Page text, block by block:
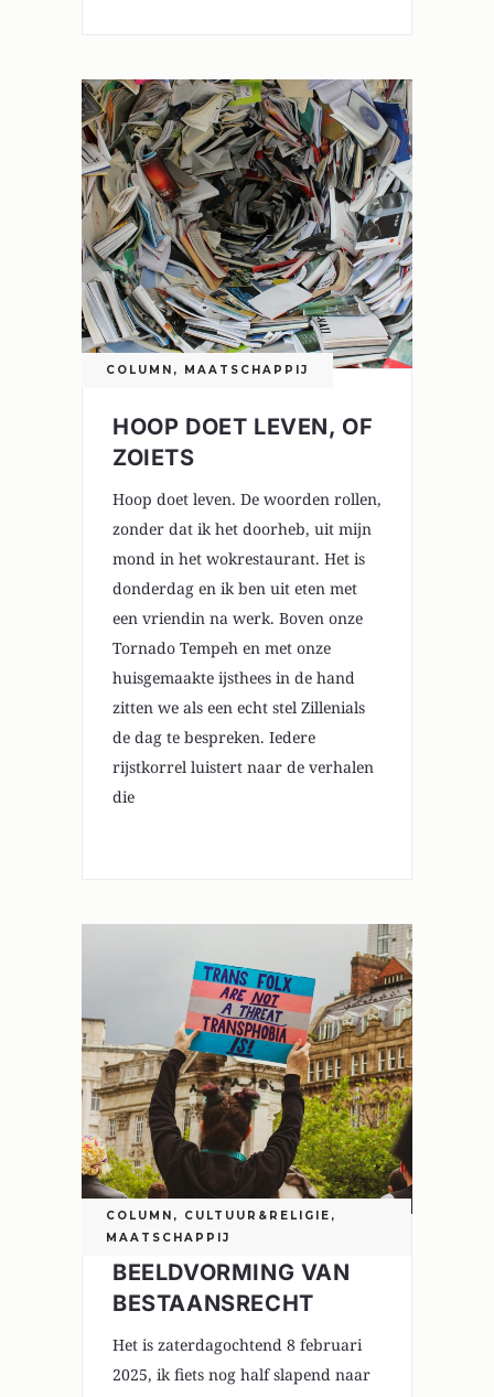
COLUMN , MAATSCHAPPIJ
HOOP DOET LEVEN, OF
ZOIETS
Hoop doet leven. De woorden rollen,
zonder dat ik het doorheb, uit mijn
mond in het wokrestaurant. Het is
donderdag en ik ben uit eten met
een vriendin na werk. Boven onze
Tornado Tempeh en met onze
huisgemaakte ijsthees in de hand
zitten we als een echt stel Zillenials
de dag te bespreken. Iedere
rijstkorrel luistert naar de verhalen
die
COLUMN , CULTUUR&RELIGIE ,
MAATSCHAPPIJ
BEELDVORMING VAN
BESTAANSRECHT
Het is zaterdagochtend 8 februari
2025, ik fiets nog half slapend naar